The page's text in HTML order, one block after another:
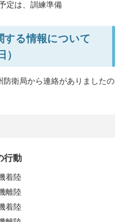
定は、訓練準備
する情報について
）
衛局から連絡がありましたの
行動
着陸
離陸
着陸